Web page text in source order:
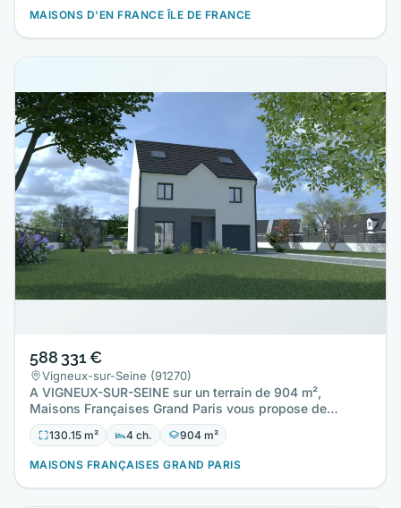
MAISONS D'EN FRANCE ÎLE DE FRANCE
588 331 €
Vigneux-sur-Seine (91270)
A VIGNEUX-SUR-SEINE sur un terrain de 904 m²,
Maisons Françaises Grand Paris vous propose de
réaliser cette maison…
130.15 m² 4 ch. 904 m²
MAISONS FRANÇAISES GRAND PARIS